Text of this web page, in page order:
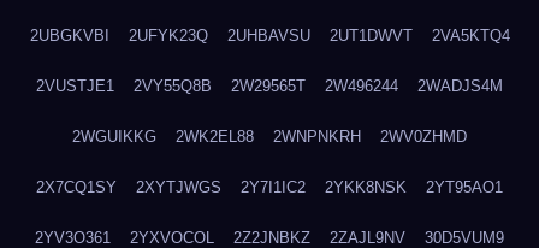
2UBGKVBI 2UFYK23Q 2UHBAVSU 2UT1DWVT 2VA5KTQ4
2VUSTJE1 2VY55Q8B 2W29565T 2W496244 2WADJS4M
2WGUIKKG 2WK2EL88 2WNPNKRH 2WV0ZHMD
2X7CQ1SY 2XYTJWGS 2Y7I1IC2 2YKK8NSK 2YT95AO1
2YV3O361 2YXVOCOL 2Z2JNBKZ 2ZAJL9NV 30D5VUM9